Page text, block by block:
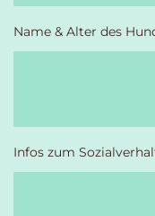
Name & Alter des
Infos zum